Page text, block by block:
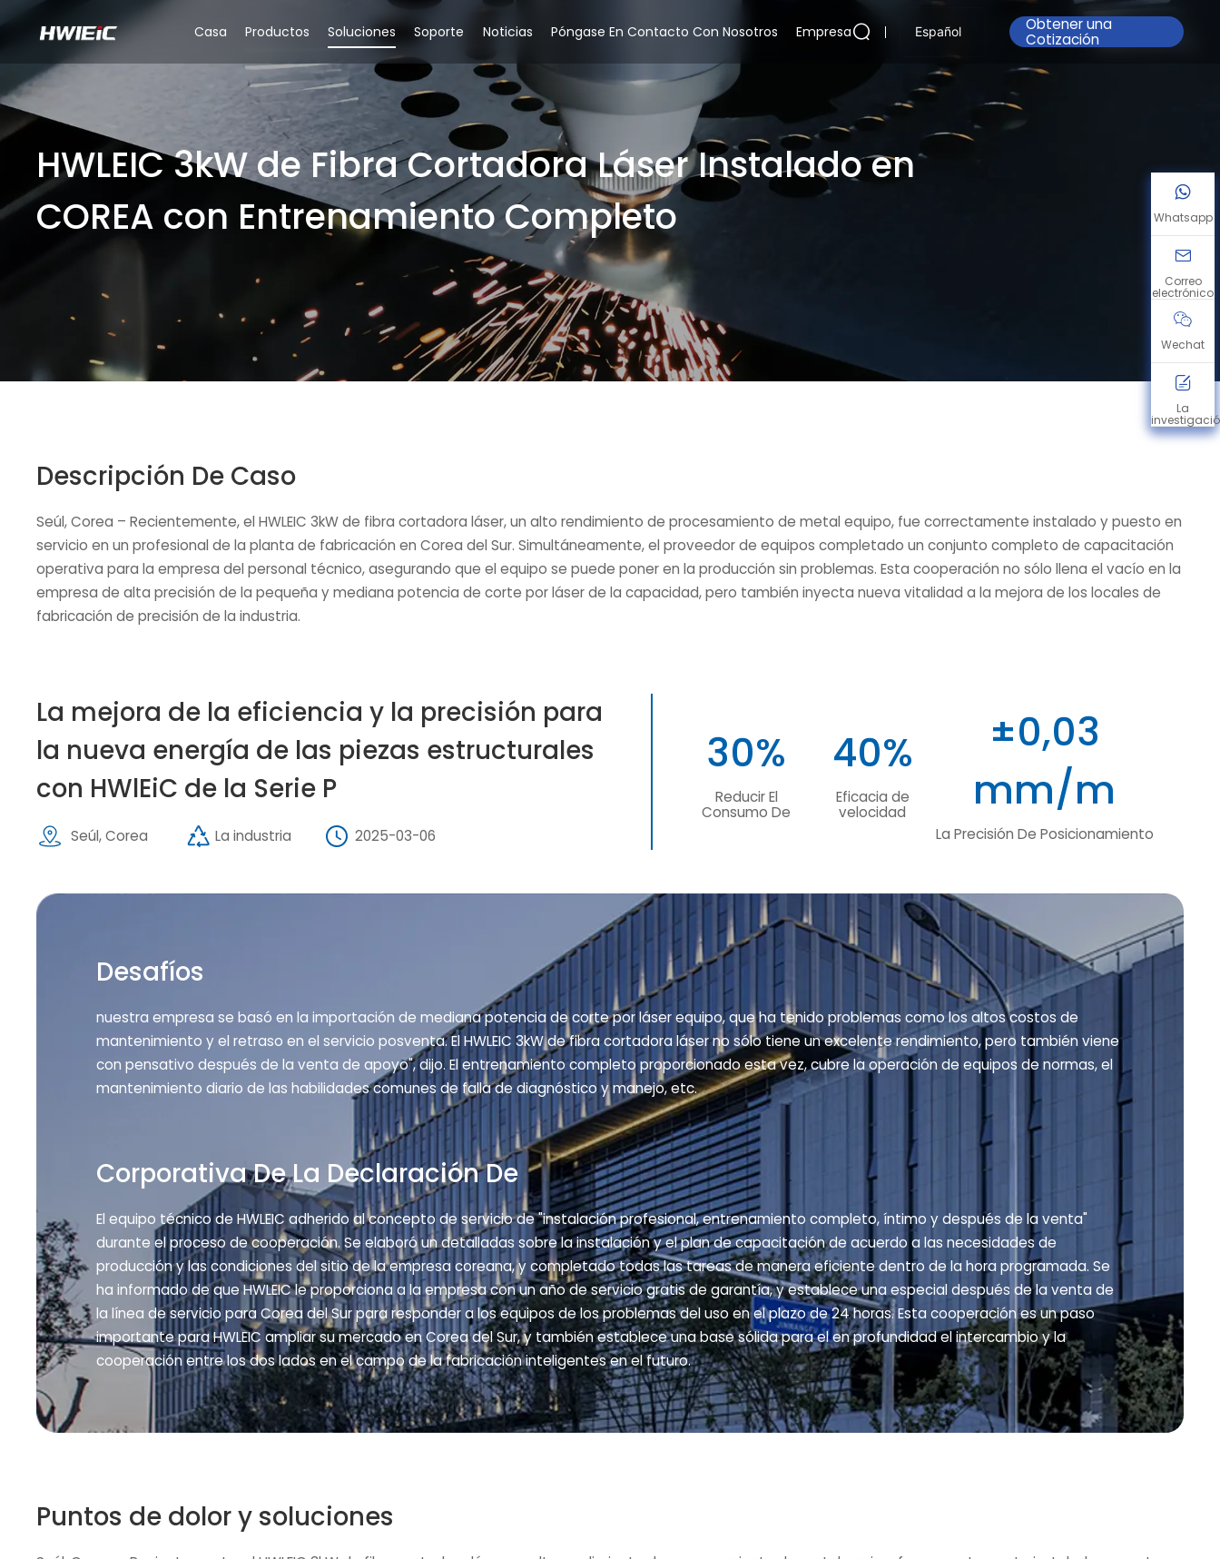
Casa Productos Soluciones Soporte Noticias Póngase En Contacto Con Nosotros Empresa Español
Obtener una
Cotización
HWLEIC 3kW de Fibra Cortadora Láser Instalado en
COREA con Entrenamiento Completo
Descripción De Caso
Seúl, Corea – Recientemente, el HWLEIC 3kW de fibra cortadora láser, un alto rendimiento de procesamiento de metal equipo, fue correctamente instalado y puesto en
servicio en un profesional de la planta de fabricación en Corea del Sur. Simultáneamente, el proveedor de equipos completado un conjunto completo de capacitación
operativa para la empresa del personal técnico, asegurando que el equipo se puede poner en la producción sin problemas. Esta cooperación no sólo llena el vacío en la
empresa de alta precisión de la pequeña y mediana potencia de corte por láser de la capacidad, pero también inyecta nueva vitalidad a la mejora de los locales de
fabricación de precisión de la industria.
La mejora de la eficiencia y la precisión para
la nueva energía de las piezas estructurales
con HWlEiC de la Serie P
Seúl, Corea La industria 2025-03-06
30%
Reducir El
Consumo De
40%
Eficacia de
velocidad
±0,03
mm/m
La Precisión De Posicionamiento
Desafíos
nuestra empresa se basó en la importación de mediana potencia de corte por láser equipo, que ha tenido problemas como los altos costos de
mantenimiento y el retraso en el servicio posventa. El HWLEIC 3kW de fibra cortadora láser no sólo tiene un excelente rendimiento, pero también viene
con pensativo después de la venta de apoyo", dijo. El entrenamiento completo proporcionado esta vez, cubre la operación de equipos de normas, el
mantenimiento diario de las habilidades comunes de falla de diagnóstico y manejo, etc.
Corporativa De La Declaración De
El equipo técnico de HWLEIC adherido al concepto de servicio de "instalación profesional, entrenamiento completo, íntimo y después de la venta"
durante el proceso de cooperación. Se elaboró un detalladas sobre la instalación y el plan de capacitación de acuerdo a las necesidades de
producción y las condiciones del sitio de la empresa coreana, y completado todas las tareas de manera eficiente dentro de la hora programada. Se
ha informado de que HWLEIC le proporciona a la empresa con un año de servicio gratis de garantía, y establece una especial después de la venta de
la línea de servicio para Corea del Sur para responder a los equipos de los problemas del uso en el plazo de 24 horas. Esta cooperación es un paso
importante para HWLEIC ampliar su mercado en Corea del Sur, y también establece una base sólida para el en profundidad el intercambio y la
cooperación entre los dos lados en el campo de la fabricación inteligentes en el futuro.
Puntos de dolor y soluciones
Whatsapp
Correo
electrónico
Wechat
La